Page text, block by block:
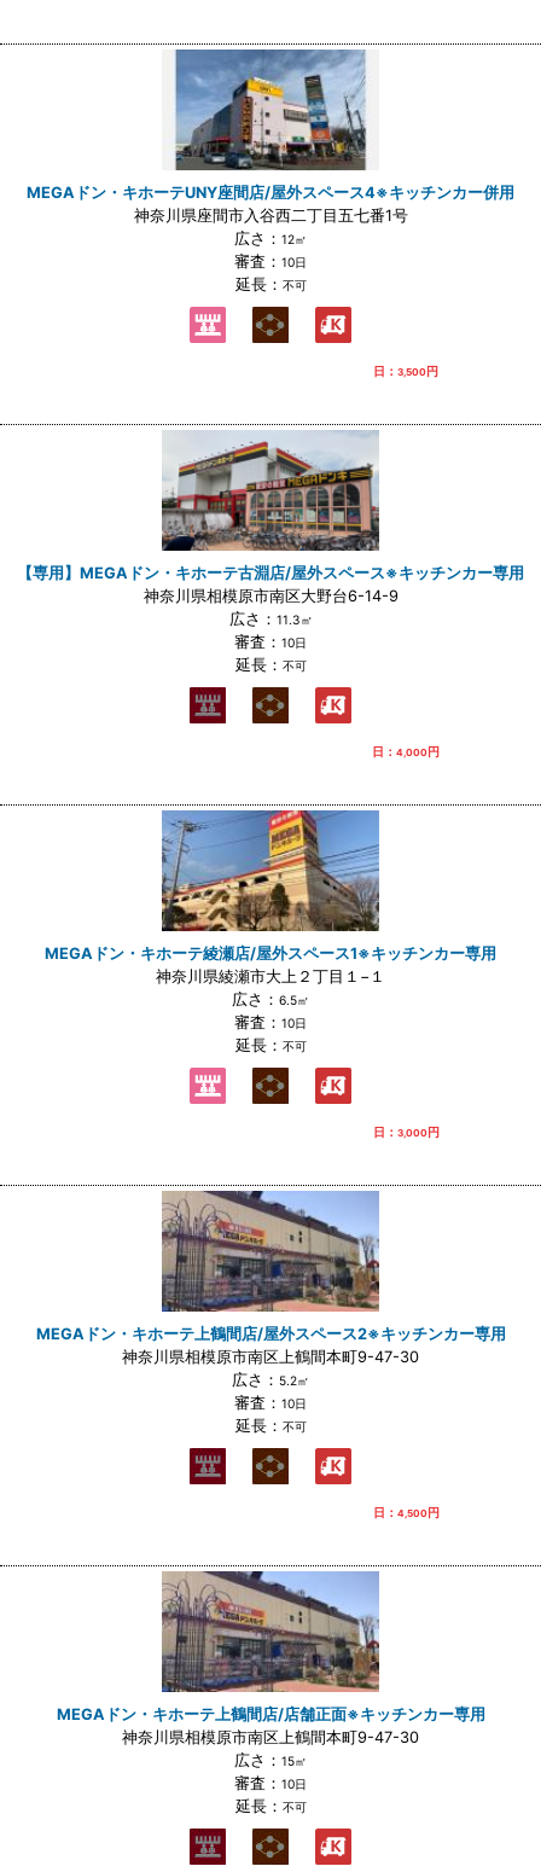
MEGAドン・キホーテUNY座間店/屋外スペース4※キッチンカー併用
神奈川県座間市入谷西二丁目五七番1号
広さ： 12㎡
審査： 10日
延長： 不可
日： 3,500円
【専用】MEGAドン・キホーテ古淵店/屋外スペース※キッチンカー専用
神奈川県相模原市南区大野台6-14-9
広さ： 11.3㎡
審査： 10日
延長： 不可
日： 4,000円
MEGAドン・キホーテ綾瀬店/屋外スペース1※キッチンカー専用
神奈川県綾瀬市大上２丁目１−１
広さ： 6.5㎡
審査： 10日
延長： 不可
日： 3,000円
MEGAドン・キホーテ上鶴間店/屋外スペース2※キッチンカー専用
神奈川県相模原市南区上鶴間本町9-47-30
広さ： 5.2㎡
審査： 10日
延長： 不可
日： 4,500円
MEGAドン・キホーテ上鶴間店/店舗正面※キッチンカー専用
神奈川県相模原市南区上鶴間本町9-47-30
広さ： 15㎡
審査： 10日
延長： 不可